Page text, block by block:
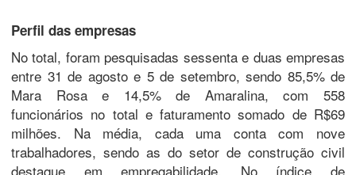
Perfil das empresas
No total, foram pesquisadas sessenta e duas empresas
entre 31 de agosto e 5 de setembro, sendo 85,5% de
Mara Rosa e 14,5% de Amaralina, com 558
funcionários no total e faturamento somado de R$69
milhões. Na média, cada uma conta com nove
trabalhadores, sendo as do setor de construção civil
destaque em empregabilidade. No índice de